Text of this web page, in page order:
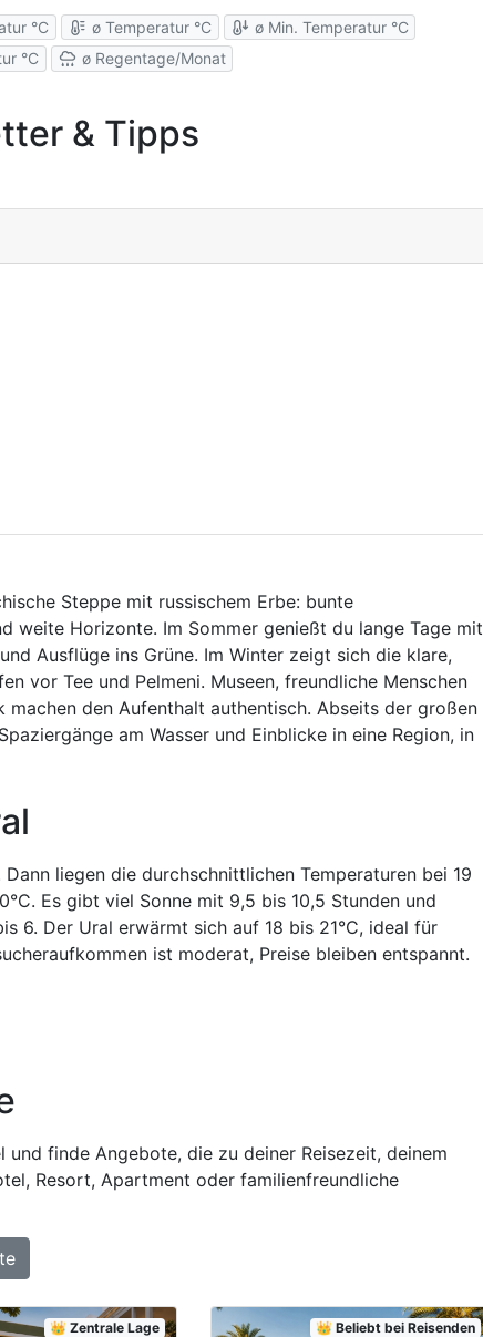
°C ø Temperatur °C
ø Min. Temperatur °C
°C
ø Regentage/Monat
& Tipps
Steppe mit russischem Erbe: bunte
weite Horizonte. Im Sommer genießt du lange Tage mit
Ausflüge ins Grüne. Im Winter zeigt sich die klare,
vor Tee und Pelmeni. Museen, freundliche Menschen
machen den Aufenthalt authentisch. Abseits der großen
am Wasser und Einblicke in eine Region, in
Dann liegen die durchschnittlichen Temperaturen bei 19
Es gibt viel Sonne mit 9,5 bis 10,5 Stunden und
6. Der Ural erwärmt sich auf 18 bis 21°C, ideal für
ist moderat, Preise bleiben entspannt.
finde Angebote, die zu deiner Reisezeit, deinem
Resort, Apartment oder familienfreundliche
👑 Zentrale Lage 👑 Beliebt bei Reisenden